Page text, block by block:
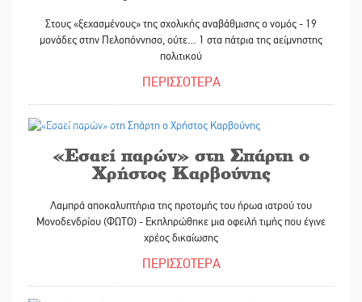
Στους «ξεχασμένους» της σχολικής αναβάθμισης ο νομός - 19
μονάδες στην Πελοπόννησο, ούτε… 1 στα πάτρια της αείμνηστης
πολιτικού
ΠΕΡΙΣΣΟΤΕΡΑ
«Εσαεί παρών» στη Σπάρτη ο
Χρήστος Καρβούνης
Λαμπρά αποκαλυπτήρια της προτομής του ήρωα ιατρού του
Μονοδενδρίου (ΦΩΤΟ) - Εκπληρώθηκε μια οφειλή τιμής που έγινε
χρέος δικαίωσης
ΠΕΡΙΣΣΟΤΕΡΑ